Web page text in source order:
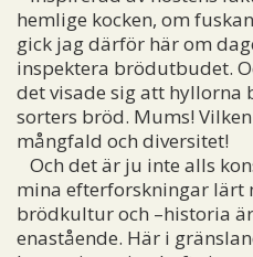
hemlige kocken, om
gick jag därför här om
inspektera brödutbudet.
det visade sig att hyllorna
sorters bröd. Mums!
mångfald och diversitet!
Och det är ju inte alls
mina efterforskningar lärt
brödkultur och –historia
enastående. Här i